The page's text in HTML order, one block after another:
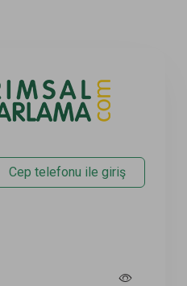
Cep telefonu ile giriş